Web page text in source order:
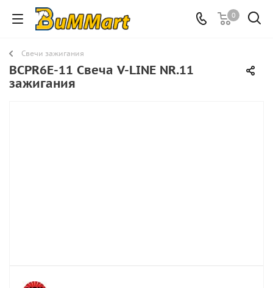
0
Свечи зажигания
BCPR6E-11 Свеча V-LINE NR.11
зажигания